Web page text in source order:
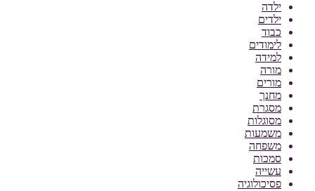
ילדה
ילדים
כבוד
לימודים
למידה
מורה
מורים
מחנך
מסגרת
מסוגלות
משמעות
משפחה
סמכות
עשייה
פסיכולוגיה